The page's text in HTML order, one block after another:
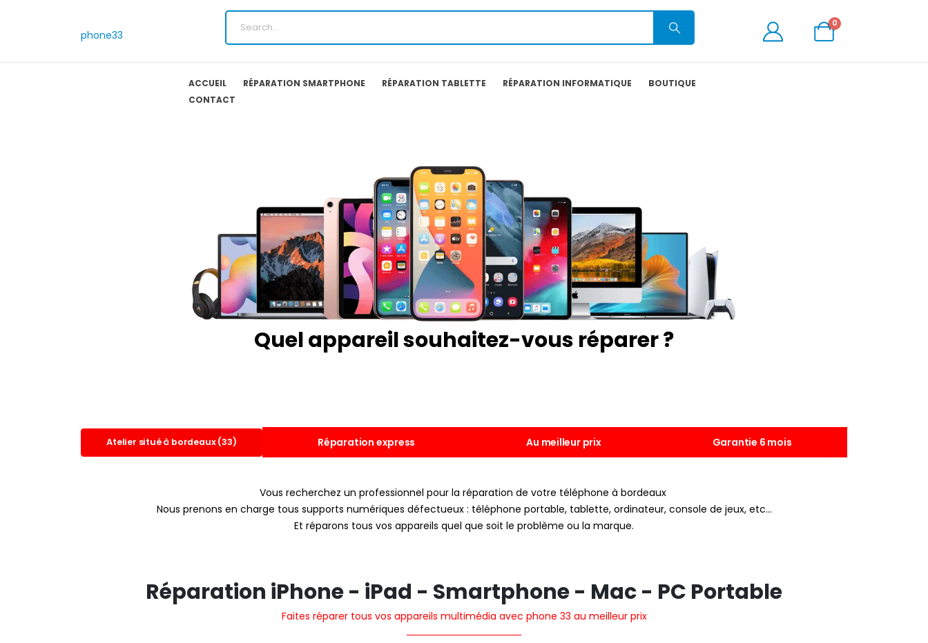
phone33
0
ACCUEIL RÉPARATION SMARTPHONE RÉPARATION TABLETTE RÉPARATION INFORMATIQUE
BOUTIQUE
CONTACT
Quel appareil souhaitez-vous réparer ?
Atelier situé à bordeaux (33) Réparation express Au meilleur prix Garantie 6 mois
Vous recherchez un professionnel pour la réparation de votre téléphone à bordeaux
Nous prenons en charge tous supports numériques défectueux : téléphone portable, tablette, ordinateur, console de jeux, etc…
Et réparons tous vos appareils quel que soit le problème ou la marque.
Réparation iPhone - iPad - Smartphone - Mac - PC Portable
Faites réparer tous vos appareils multimédia avec phone 33 au meilleur prix